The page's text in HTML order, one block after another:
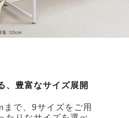
、豊富なサイズ展開
で、9サイズをご用